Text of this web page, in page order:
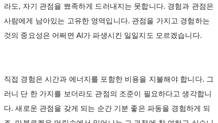
라도, 자기 관점을 뾰족하게 드러내지는 못합니다. 경험과 관점은
사람에게 남아있는 고유한 영역입니다. 관점을 가지고 경험하는
것의 중요성은 어쩌면 AI가 파생시킨 일일지도 모르겠습니다.
직접 경험은 시간과 에너지를 포함한 비용을 지불해야 합니다. 그
러니 단 한 가지를 보더라도 관점의 조준이 필요하다고 생각합니
다. 새로운 관점을 갖게 되는 순간 기분 좋은 파동을 경험하게 되